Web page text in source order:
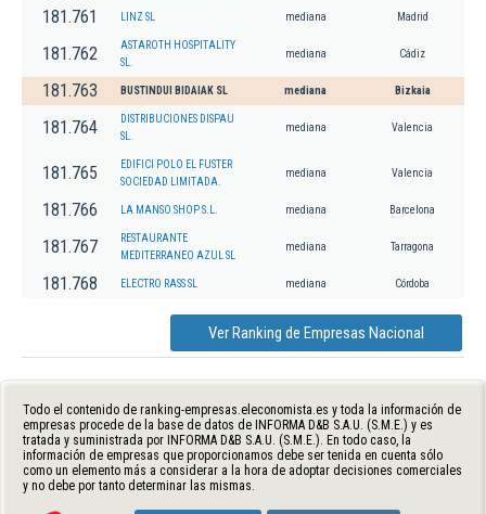
181.761 LINZ SL mediana Madrid
181.762
ASTAROTH HOSPITALITY
SL.
mediana Cádiz
181.763 BUSTINDUI BIDAIAK SL mediana Bizkaia
181.764
DISTRIBUCIONES DISPAU
SL.
mediana Valencia
181.765
EDIFICI POLO EL FUSTER
SOCIEDAD LIMITADA.
mediana Valencia
181.766 LA MANSO SHOP S.L. mediana Barcelona
181.767
RESTAURANTE
MEDITERRANEO AZUL SL
mediana Tarragona
181.768 ELECTRO RASS SL mediana Córdoba
Ver Ranking de Empresas Nacional
Todo el contenido de ranking-empresas.eleconomista.es y toda la información de
empresas procede de la base de datos de INFORMA D&B S.A.U. (S.M.E.) y es
tratada y suministrada por INFORMA D&B S.A.U. (S.M.E.). En todo caso, la
información de empresas que proporcionamos debe ser tenida en cuenta sólo
como un elemento más a considerar a la hora de adoptar decisiones comerciales
y no debe por tanto determinar las mismas.